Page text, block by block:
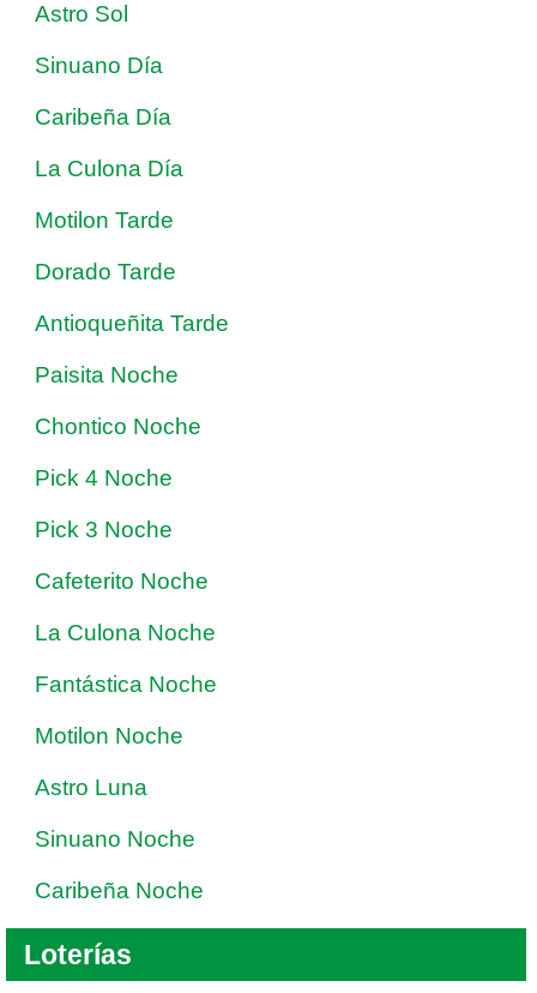
Astro Sol
Sinuano Día
Caribeña Día
La Culona Día
Motilon Tarde
Dorado Tarde
Antioqueñita Tarde
Paisita Noche
Chontico Noche
Pick 4 Noche
Pick 3 Noche
Cafeterito Noche
La Culona Noche
Fantástica Noche
Motilon Noche
Astro Luna
Sinuano Noche
Caribeña Noche
Loterías